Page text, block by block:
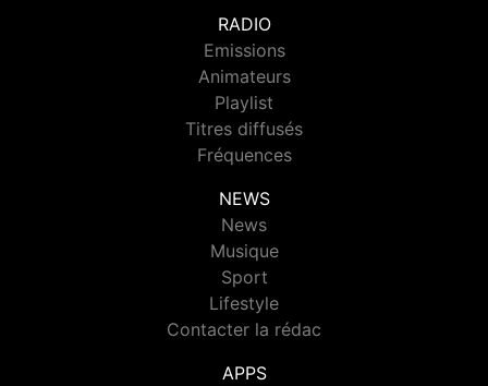
RADIO
Emissions
Animateurs
Playlist
Titres diffusés
Fréquences
NEWS
News
Musique
Sport
Lifestyle
Contacter la rédac
APPS